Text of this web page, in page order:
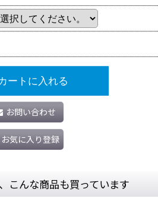
ートに入れる
お問い合わせ
お気に入り登録
こんな商品も買っています